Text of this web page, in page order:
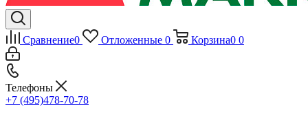
Сравнение0 Отложенные 0 Корзина0 0
Телефоны
+7 (495)478-70-78